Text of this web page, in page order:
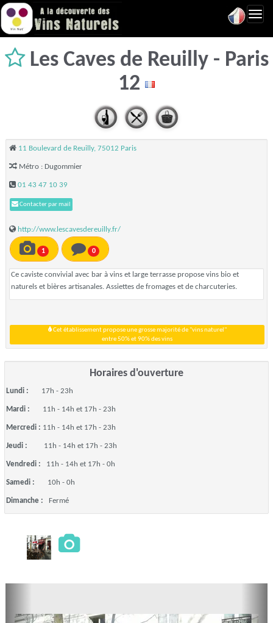
Les Caves de Reuilly - Paris
12
11 Boulevard de Reuilly, 75012 Paris
Métro : Dugommier
01 43 47 10 39
Contacter par mail
http://www.lescavesdereuilly.fr/
1 0
Ce caviste convivial avec bar à vins et large terrasse propose vins bio et
naturels et bières artisanales. Assiettes de fromages et de charcuteries.
Cet établissement propose une grosse majorité de "vins naturel"
entre 50% et 90% des vins
Horaires d'ouverture
Lundi : 17h - 23h
Mardi : 11h - 14h et 17h - 23h
Mercredi : 11h - 14h et 17h - 23h
Jeudi : 11h - 14h et 17h - 23h
Vendredi : 11h - 14h et 17h - 0h
Samedi : 10h - 0h
Dimanche : Fermé